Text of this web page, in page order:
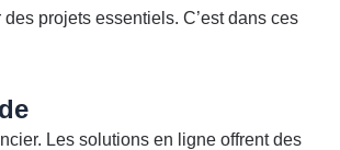
projets essentiels. C’est dans ces
Les solutions en ligne offrent des